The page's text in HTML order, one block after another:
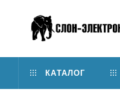
КАТАЛОГ